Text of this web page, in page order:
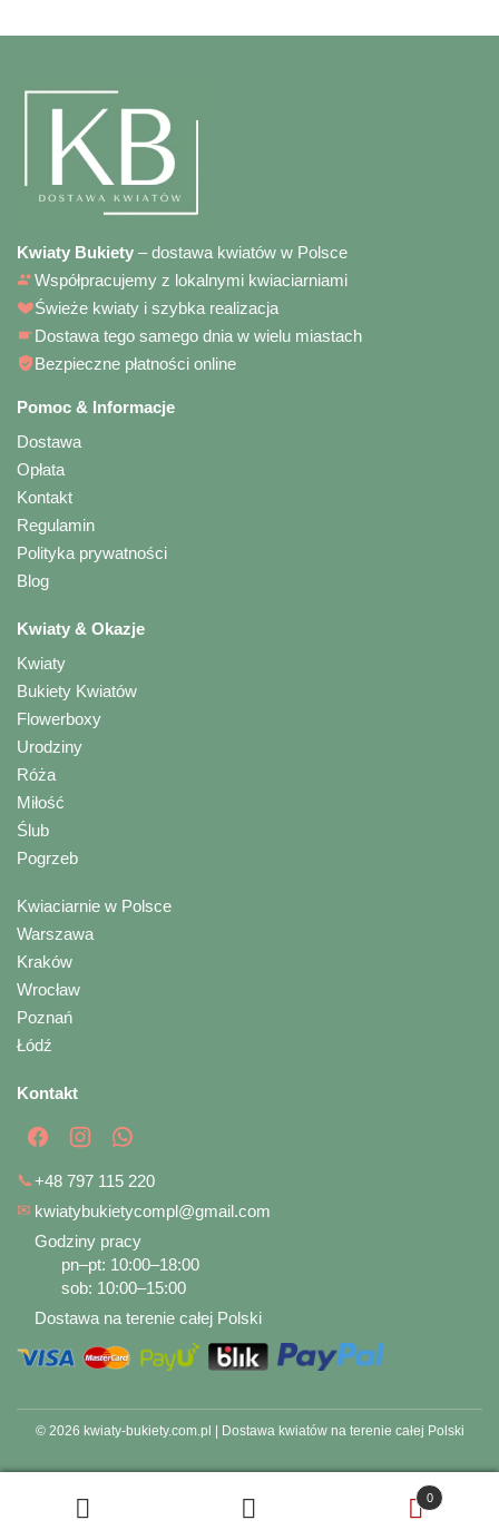
Kwiaty Bukiety – dostawa kwiatów w Polsce
Współpracujemy z lokalnymi kwiaciarniami
Świeże kwiaty i szybka realizacja
Dostawa tego samego dnia w wielu miastach
Bezpieczne płatności online
Pomoc & Informacje
Dostawa
Opłata
Kontakt
Regulamin
Polityka prywatności
Blog
Kwiaty & Okazje
Kwiaty
Bukiety Kwiatów
Flowerboxy
Urodziny
Róża
Miłość
Ślub
Pogrzeb
Kwiaciarnie w Polsce
Warszawa
Kraków
Wrocław
Poznań
Łódź
Kontakt
📞+48 797 115 220
✉ kwiatybukietycompl@gmail.com
Godziny pracy
pn–pt: 10:00–18:00
sob: 10:00–15:00
Dostawa na terenie całej Polski
0
© 2026 kwiaty-bukiety.com.pl | Dostawa kwiatów na terenie całej Polski